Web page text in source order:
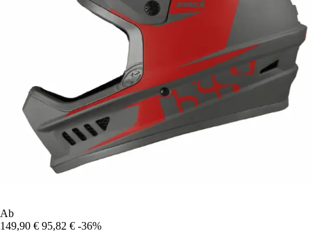
Ab
149,90 € 95,82 € -36%